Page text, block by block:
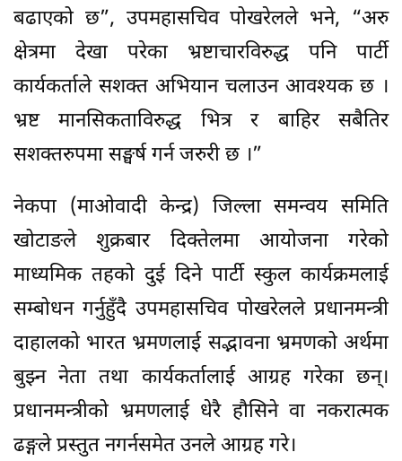
बढाएको छ”, उपमहासचिव पोखरेलले भने, “अरु
क्षेत्रमा देखा परेका भ्रष्टाचारविरुद्ध पनि पार्टी
कार्यकर्ताले सशक्त अभियान चलाउन आवश्यक छ ।
भ्रष्ट मानसिकताविरुद्ध भित्र र बाहिर सबैतिर
सशक्तरुपमा सङ्घर्ष गर्न जरुरी छ ।”
नेकपा (माओवादी केन्द्र) जिल्ला समन्वय समिति
खोटाङले शुक्रबार दिक्तेलमा आयोजना गरेको
माध्यमिक तहको दुई दिने पार्टी स्कुल कार्यक्रमलाई
सम्बोधन गर्नुहुँदै उपमहासचिव पोखरेलले प्रधानमन्त्री
दाहालको भारत भ्रमणलाई सद्भावना भ्रमणको अर्थमा
बुझ्न नेता तथा कार्यकर्तालाई आग्रह गरेका छन्।
प्रधानमन्त्रीको भ्रमणलाई धेरै हौसिने वा नकरात्मक
ढङ्गले प्रस्तुत नगर्नसमेत उनले आग्रह गरे।